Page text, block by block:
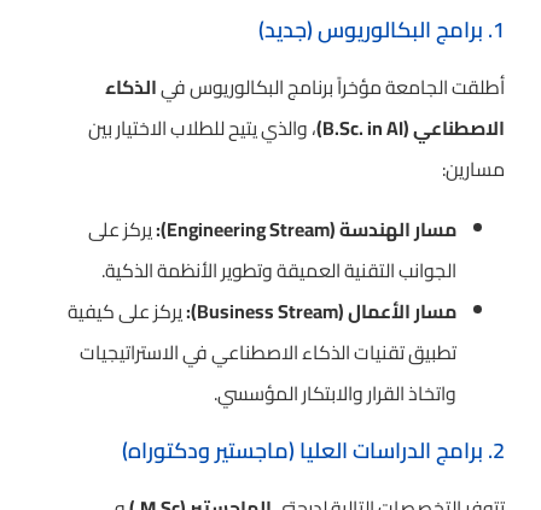
1. برامج البكالوريوس (جديد)
أطلقت الجامعة مؤخراً برنامج البكالوريوس فيالذكاء
الاصطناعي (B.Sc. in AI)
، والذي يتيح للطلاب الاختيار بين
مسارين:
مسار الهندسة (Engineering Stream):
يركز على
الجوانب التقنية العميقة وتطوير الأنظمة الذكية.
مسار الأعمال (Business Stream):
يركز على كيفية
تطبيق تقنيات الذكاء الاصطناعي في الاستراتيجيات
واتخاذ القرار والابتكار المؤسسي.
2. برامج الدراسات العليا (ماجستير ودكتوراه)